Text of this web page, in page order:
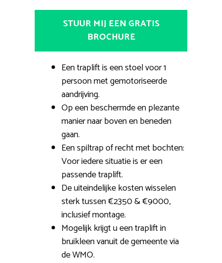
STUUR MIJ EEN GRATIS
BROCHURE
Een traplift is een stoel voor 1
persoon met gemotoriseerde
aandrijving.
Op een beschermde en plezante
manier naar boven en beneden
gaan.
Een spiltrap of recht met bochten:
Voor iedere situatie is er een
passende traplift.
De uiteindelijke kosten wisselen
sterk tussen €2350 & €9000,
inclusief montage.
Mogelijk krijgt u een traplift in
bruikleen vanuit de gemeente via
de WMO.